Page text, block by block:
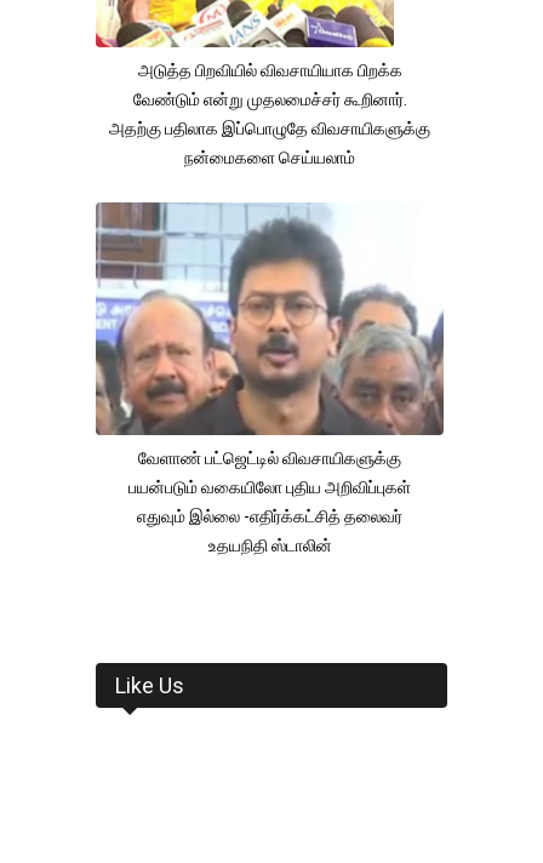
அடுத்த பிறவியில் விவசாயியாக பிறக்க
வேண்டும் என்று முதலமைச்சர் கூறினார்.
அதற்கு பதிலாக இப்பொழுதே விவசாயிகளுக்கு
நன்மைகளை செய்யலாம்
வேளாண் பட்ஜெட்டில் விவசாயிகளுக்கு
பயன்படும் வகையிலோ புதிய அறிவிப்புகள்
எதுவும் இல்லை -எதிர்க்கட்சித் தலைவர்
உதயநிதி ஸ்டாலின்
Like Us